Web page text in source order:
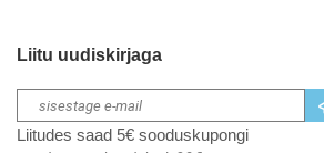
Liitu uudiskirjaga
Liitudes saad 5€ sooduskupongi